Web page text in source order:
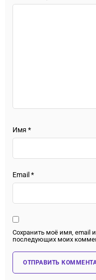
Имя *
Email *
Сохранить моё имя, email
последующих моих